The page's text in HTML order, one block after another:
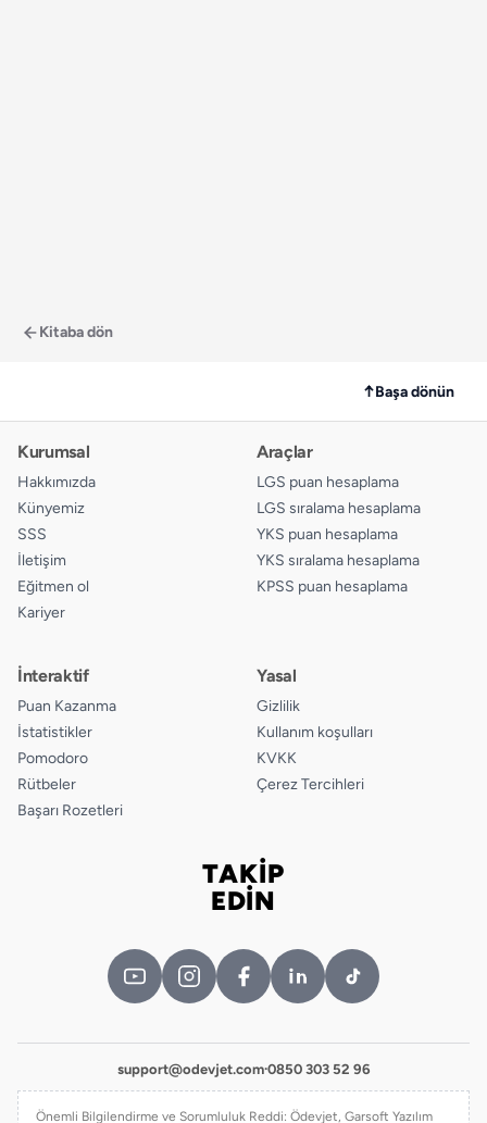
Kitaba dön
↑Başa dönün
Kurumsal
Hakkımızda
Künyemiz
SSS
İletişim
Eğitmen ol
Kariyer
Araçlar
LGS puan hesaplama
LGS sıralama hesaplama
YKS puan hesaplama
YKS sıralama hesaplama
KPSS puan hesaplama
İnteraktif
Puan Kazanma
İstatistikler
Pomodoro
Rütbeler
Başarı Rozetleri
Yasal
Gizlilik
Kullanım koşulları
KVKK
Çerez Tercihleri
TAKİP
EDİN
support@odevjet.com·0850 303 52 96
Önemli Bilgilendirme ve Sorumluluk Reddi: Ödevjet, Garsoft Yazılım